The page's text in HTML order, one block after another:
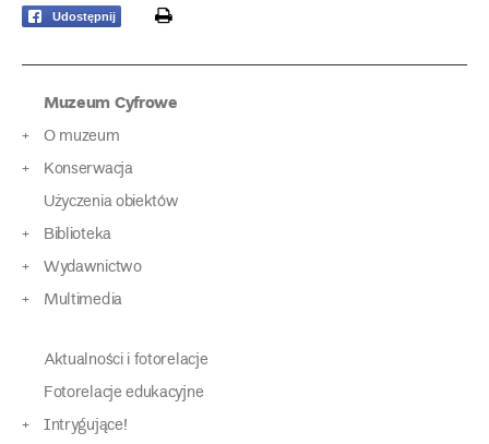
Udostępnij print
Muzeum Cyfrowe
O muzeum
Konserwacja
Użyczenia obiektów
Biblioteka
Wydawnictwo
Multimedia
Aktualności i fotorelacje
Fotorelacje edukacyjne
Intrygujące!